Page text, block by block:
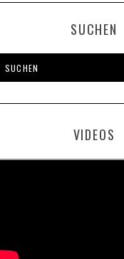
SUCHEN
VIDEOS